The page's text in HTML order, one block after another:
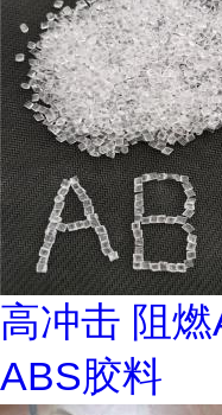
高冲击 阻
ABS胶料